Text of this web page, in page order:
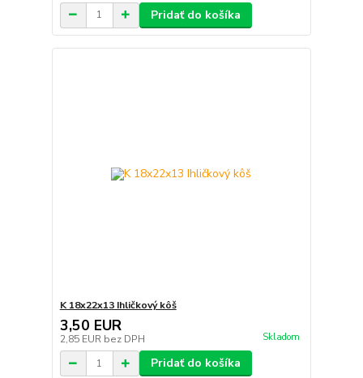
Pridať do košíka
K 18x22x13 Ihličkový kôš
3,50 EUR
2,85 EUR bez DPH Skladom
Pridať do košíka